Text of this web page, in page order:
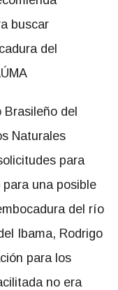
del
Naturales
para
una posible
del río
Ibama, Rodrigo
para los
no era